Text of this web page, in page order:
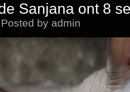
Sanjana ont 8
by admin